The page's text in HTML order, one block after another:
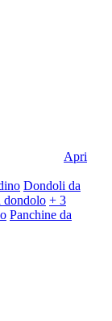
Apri
Dondoli da
dondolo + 3
Panchine da